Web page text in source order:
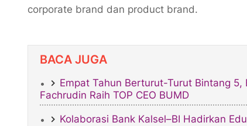
corporate brand dan product brand.
BACA JUGA
Empat Tahun Berturut-Turut Bintang
Fachrudin Raih TOP CEO BUMD
Kolaborasi Bank Kalsel–BI Hadirkan